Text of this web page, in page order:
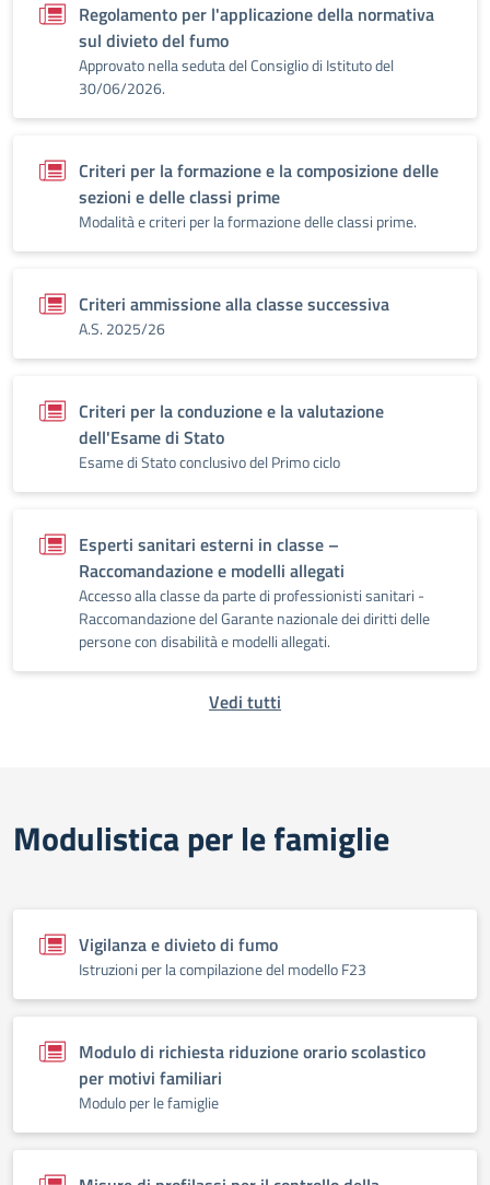
Regolamento per l'applicazione della normativa
sul divieto del fumo
Approvato nella seduta del Consiglio di Istituto del
30/06/2026.
Criteri per la formazione e la composizione delle
sezioni e delle classi prime
Modalità e criteri per la formazione delle classi prime.
Criteri ammissione alla classe successiva
A.S. 2025/26
Criteri per la conduzione e la valutazione
dell'Esame di Stato
Esame di Stato conclusivo del Primo ciclo
Esperti sanitari esterni in classe –
Raccomandazione e modelli allegati
Accesso alla classe da parte di professionisti sanitari -
Raccomandazione del Garante nazionale dei diritti delle
persone con disabilità e modelli allegati.
Vedi tutti
Modulistica per le famiglie
Vigilanza e divieto di fumo
Istruzioni per la compilazione del modello F23
Modulo di richiesta riduzione orario scolastico
per motivi familiari
Modulo per le famiglie